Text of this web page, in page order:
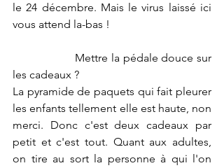
le 24 décembre. Mais le virus laissé ici
vous attend la-bas !
les cadeaux ?
La pyramide de paquets qui fait pleurer
les enfants tellement elle est haute, non
merci. Donc c'est deux cadeaux par
petit et c'est tout. Quant aux adultes,
on tire au sort la personne à qui l'on